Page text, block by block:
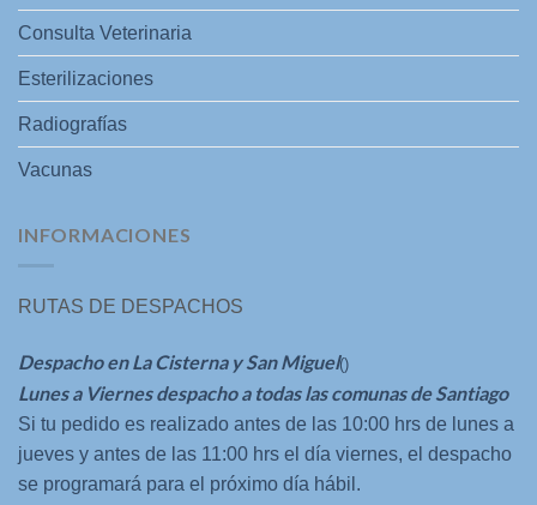
Consulta Veterinaria
Esterilizaciones
Radiografías
Vacunas
INFORMACIONES
RUTAS DE DESPACHOS
Despacho en La Cisterna y San Miguel()
Lunes a Viernes despacho a todas las comunas de Santiago
Si tu pedido es realizado antes de las 10:00 hrs de lunes a
jueves y antes de las 11:00 hrs el día viernes, el despacho
se programará para el próximo día hábil.